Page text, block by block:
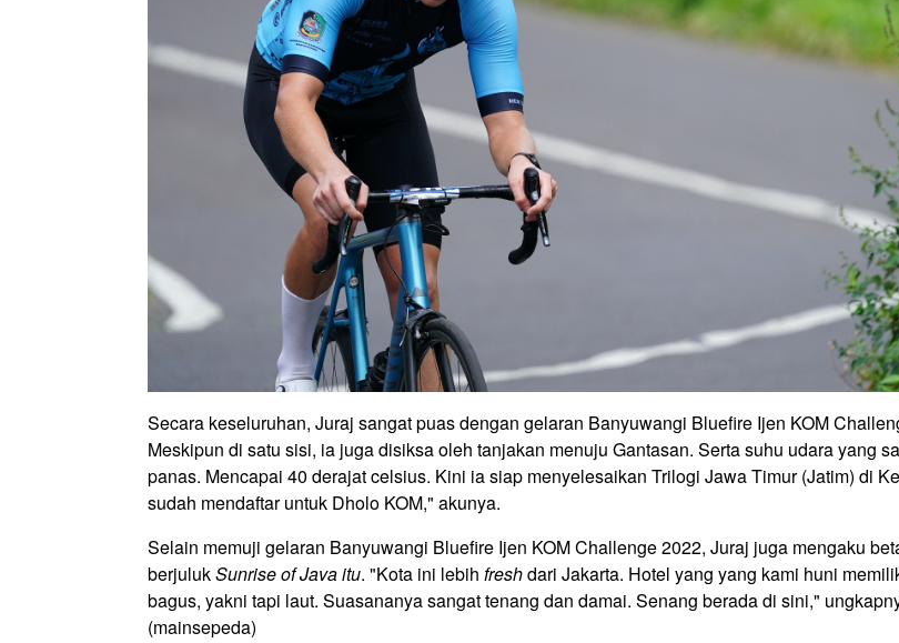
Secara keseluruhan, Juraj sangat puas dengan gelaran Banyuwangi Bluefire Ijen KOM
Meskipun di satu sisi, ia juga disiksa oleh tanjakan menuju Gantasan. Serta suhu udara yang
panas. Mencapai 40 derajat celsius. Kini ia siap menyelesaikan Trilogi Jawa Timur (Jatim) di
sudah mendaftar untuk Dholo KOM," akunya.
Selain memuji gelaran Banyuwangi Bluefire Ijen KOM Challenge 2022, Juraj juga mengaku
berjulukSunrise of Java itu. "Kota ini lebih freshdari Jakarta. Hotel yang yang kami huni
bagus, yakni tapi laut. Suasananya sangat tenang dan damai. Senang berada di sini,"
(mainsepeda)